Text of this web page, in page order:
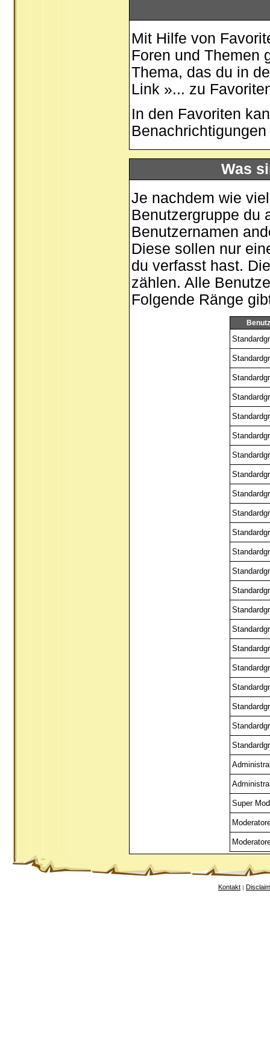
Mit Hilfe von
Foren und Themen
Thema, das du in
Link »... zu
In den Favoriten
Was
Je nachdem wie
Benutzergruppe du
Benutzernamen
Diese sollen nur
du verfasst hast.
zählen. Alle
Folgende Ränge
Super
Kontakt |